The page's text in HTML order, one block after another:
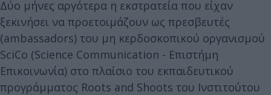
Δύο μήνες αργότερα η εκστρατεία που είχαν
ξεκινήσει να προετοιμάζουν ως πρεσβευτές
(ambassadors) του μη κερδοσκοπικού οργανισμού
SciCo (Science Communication - Επιστήμη
Επικοινωνία) στο πλαίσιο του εκπαιδευτικού
προγράμματος Roots and Shoots του Ινστιτούτου